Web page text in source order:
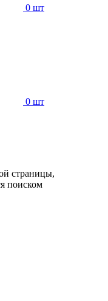
0 шт
0 шт
страницы,
поиском